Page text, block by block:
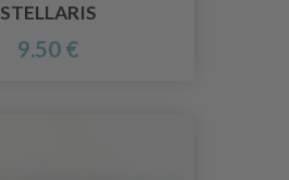
STELLARIS
9.50 €